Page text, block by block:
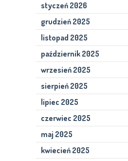
styczeń 2026
grudzień 2025
listopad 2025
październik 2025
wrzesień 2025
sierpień 2025
lipiec 2025
czerwiec 2025
maj 2025
kwiecień 2025